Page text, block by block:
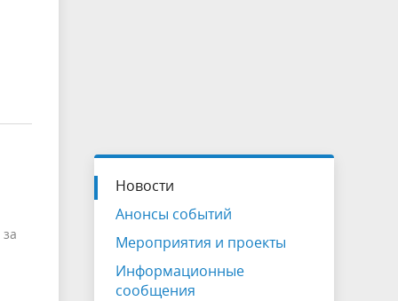
Новости
Анонсы событий
Мероприятия и проекты
Информационные
сообщения